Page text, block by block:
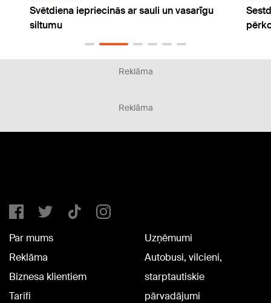
Sestdien daudzviet Latvijā gaidāms lietus un
pērkona negaiss
Reklāma
Reklāma
Par mums
Reklāma
Biznesa klientiem
Tarifi
Uzņēmumi
Autobusi, vilcieni,
starptautiskie
pārvadājumi